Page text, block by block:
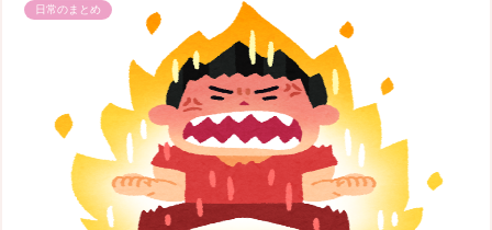
日常のまとめ